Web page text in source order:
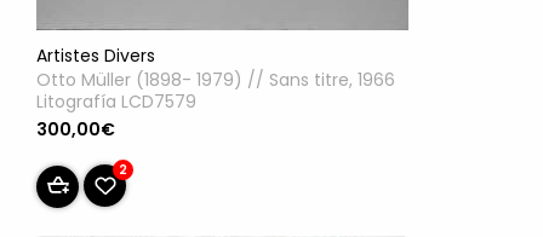
Artistes Divers
Otto Müller (1898- 1979) // Sans titre, 1966
Litografía LCD7579
300,00€
2